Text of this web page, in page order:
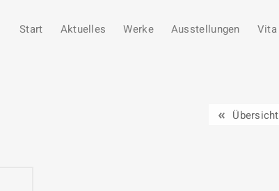
Start Aktuelles Werke Ausstellungen Vita
Übersicht